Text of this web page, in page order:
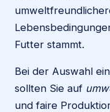
Futter stammt.
Bei der Auswahl
sollten Sie auf
und faire